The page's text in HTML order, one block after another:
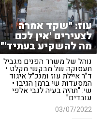
עוז: "שקד אמרה
לצעירים 'אין לכם
מה להשקיע בעתיד'"
נוהל של משרד הפנים מגביל
תעסוקה של מבקשי מקלט •
ד"ר איילת עוז ומנכ"ל איגוד
המסעדות שי ברמן הגיבו •
שי: "תהיה בעיה לגבי אלפי
עובדים"
03/07/2022